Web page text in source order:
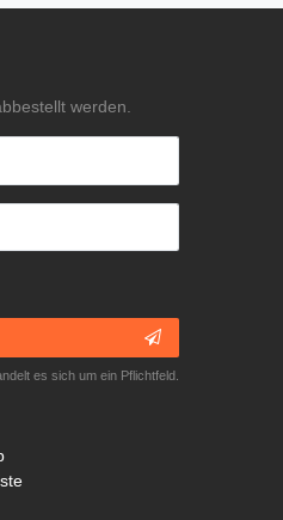
werden.
es sich um ein Pflichtfeld.